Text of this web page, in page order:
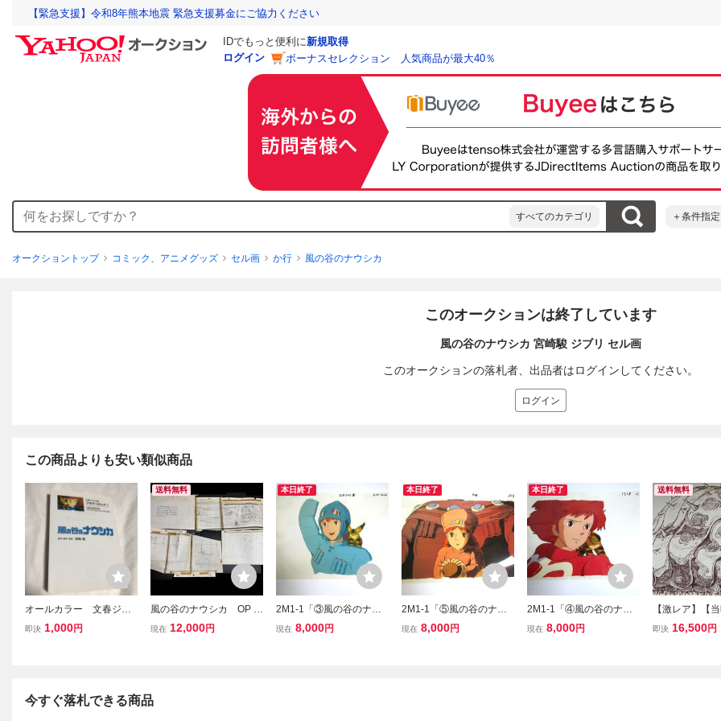
【緊急支援】令和8年熊本地震 緊急支援募金にご協力ください
IDでもっと便利に新規取得
ログイン
ボーナスセレクション 人気商品が最大40％
すべてのカテゴリ ＋条件指定
オークショントップ コミック、アニメグッズ セル画 か行 風の谷のナウシカ
このオークションは終了しています
風の谷のナウシカ 宮崎駿 ジブリ セル画
このオークションの落札者、出品者はログインしてください。
ログイン
この商品よりも安い類似商品
オールカラー 文春ジブ
リ文庫 シネマコミック1
即決 1,000円
送料無料
風の谷のナウシカ OP 含
む レイアウトコピー 4
現在 12,000円
本日終了
2M1-1「③風の谷のナウ
シカ 複製セル画 スタジオ
現在 8,000円
本日終了
2M1-1「⑤風の谷のナウ
シカ 複製セル画 スタジオ
現在 8,000円
本日終了
2M1-1「④風の谷のナウ
シカ 複製セル画 スタジオ
現在 8,000円
送料無料
【激レア】【
の谷のナウシ
即決 16,500円
今すぐ落札できる商品